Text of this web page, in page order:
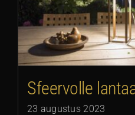
Sfeervolle
23 augustus 2023